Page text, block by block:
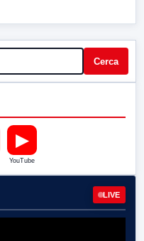
Cerca
▶
YouTube
LIVE